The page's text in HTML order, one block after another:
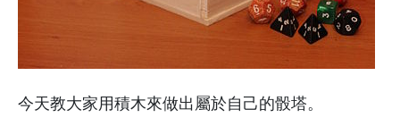
今天教大家用積木來做出屬於自己的骰塔。